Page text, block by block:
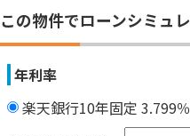
この物件でローンシミュ
年利率
楽天銀行10年固定 3.799％